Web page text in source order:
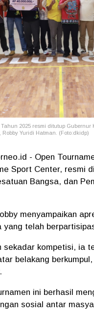
2025 resmi ditutup
Yuridi Hatman. (Foto:dkidp)
- Open
Sport Center, resmi
Bangsa, dan
menyampaikan
telah
sekadar kompetisi, ia
belakang
ini berhasil
sosial antar